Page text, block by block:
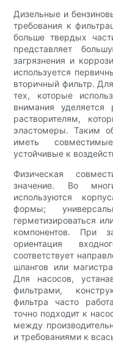
Дизельные и
требования к
больше твердых
представляет
загрязнения и
используется
вторичный фильтр.
тех, которые
внимания
растворителям,
эластомеры. Таким
иметь
устойчивые к
Физическая
значение. Во
используются
формы;
герметизироваться
компонентов. При
ориентация
соответствует
шлангов или
Для насосов,
фильтрами,
фильтра часто
точно подходит к
между
и требованиями к